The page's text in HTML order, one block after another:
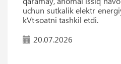
uchun sutkalik elektr
kVt·soatni tashkil etdi.
20.07.2026